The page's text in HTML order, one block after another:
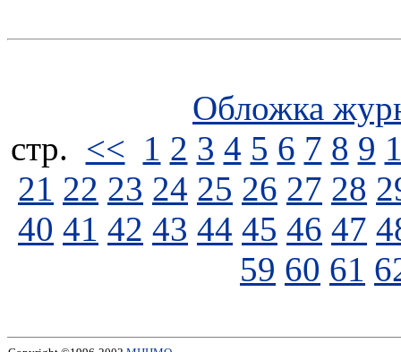
Обложка
стp. << 1 2 3 4 5 6 7 8 9
21 22 23 24 25 26 27 28
40 41 42 43 44 45 46 47
59 60 61